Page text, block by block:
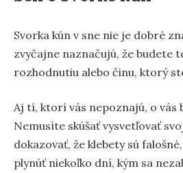
Svorka kún v sne nie je dobré
zvyčajne naznačujú, že budete
rozhodnutiu alebo činu, ktorý
Aj tí, ktorí vás nepoznajú, o vás
Nemusíte skúšať vysvetľovať
dokazovať, že klebety sú
plynúť niekoľko dní, kým sa